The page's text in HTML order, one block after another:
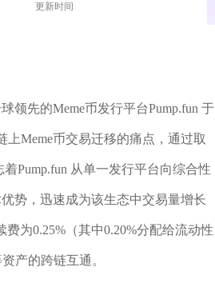
更新时间
领先的Meme币发行平台Pump.fun 于
上Meme币交易迁移的痛点，通过取
Pump.fun 从单一发行平台向综合性
势，迅速成为该生态中交易量增长
为0.25%（其中0.20%分配给流动性
产的跨链互通。